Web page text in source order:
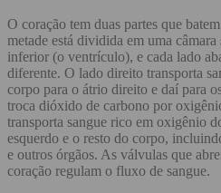
O coração tem duas partes que
metade está dividida em uma
inferior (o ventrículo), e cada lado
diferente. O lado direito transporta
corpo para o átrio direito e daí para
troca dióxido de carbono por
transporta sangue rico em oxigênio
esquerdo e o resto do corpo,
e outros órgãos. As válvulas que
coração regulam o fluxo de sangue.